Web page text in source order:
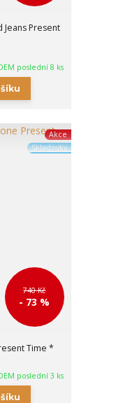
Jeans Present
poslední 8 ks
Akce
Skladovky
740 Kč
- 73 %
Time *
poslední 3 ks